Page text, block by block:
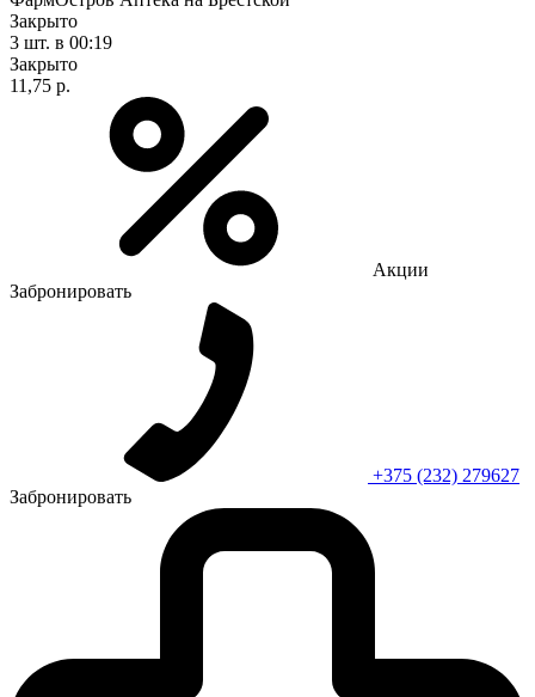
Закрыто
3 шт. в 00:19
Закрыто
11,75 р.
Акции
Забронировать
+375 (232) 279627
Забронировать